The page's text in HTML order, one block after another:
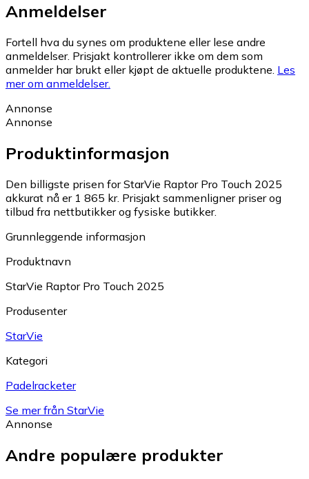
Anmeldelser
Fortell hva du synes om produktene eller lese andre
anmeldelser. Prisjakt kontrollerer ikke om dem som
anmelder har brukt eller kjøpt de aktuelle produktene. Les
mer om anmeldelser.
Annonse
Annonse
Produktinformasjon
Den billigste prisen for StarVie Raptor Pro Touch 2025
akkurat nå er 1 865 kr. Prisjakt sammenligner priser og
tilbud fra nettbutikker og fysiske butikker.
Grunnleggende informasjon
Produktnavn
StarVie Raptor Pro Touch 2025
Produsenter
StarVie
Kategori
Padelracketer
Se mer från StarVie
Annonse
Andre populære produkter